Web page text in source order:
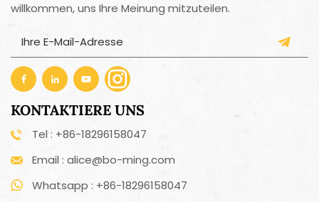
willkommen, uns Ihre Meinung mitzuteilen.
KONTAKTIERE UNS
Tel : +86-18296158047
Email : alice@bo-ming.com
Whatsapp : +86-18296158047